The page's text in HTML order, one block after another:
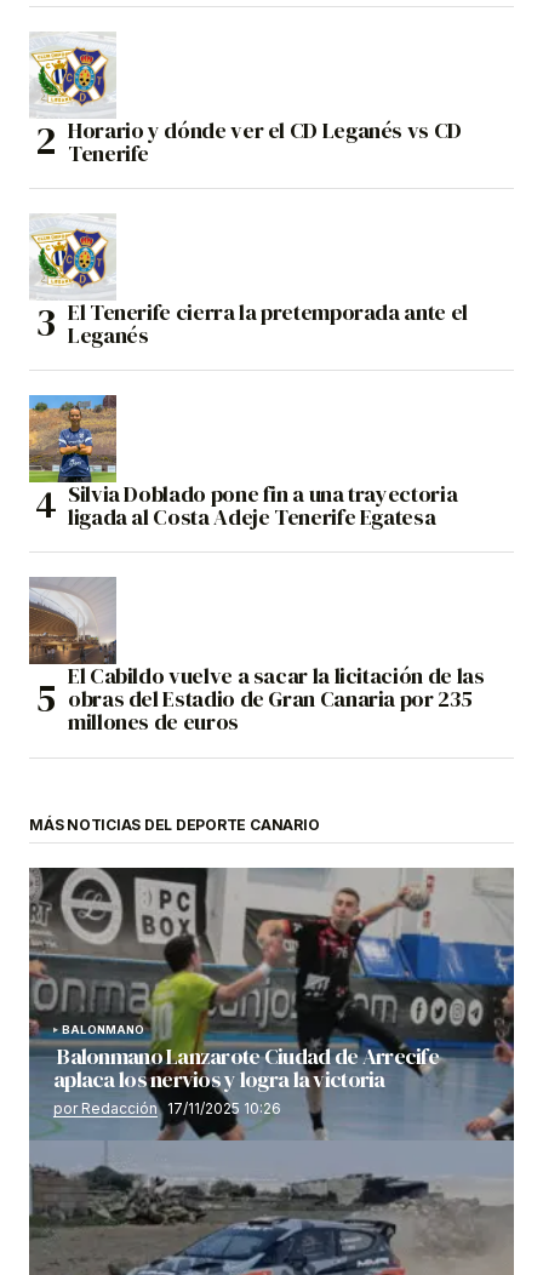
Horario y dónde ver el CD Leganés vs CD
Tenerife
El Tenerife cierra la pretemporada ante el
Leganés
Silvia Doblado pone fin a una trayectoria
ligada al Costa Adeje Tenerife Egatesa
El Cabildo vuelve a sacar la licitación de las
obras del Estadio de Gran Canaria por 235
millones de euros
MÁS NOTICIAS DEL DEPORTE CANARIO
BALONMANO
Balonmano Lanzarote Ciudad de Arrecife
aplaca los nervios y logra la victoria
por Redacción 17/11/2025 10:26